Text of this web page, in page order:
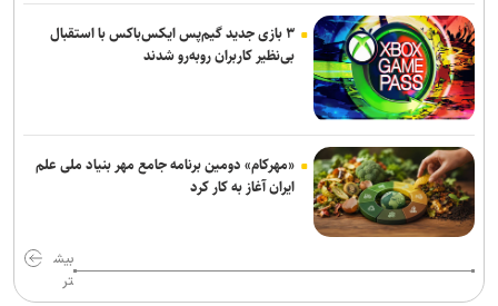
۳ بازی جدید گیم‌پس ایکس‌باکس با استقبال
بی‌نظیر کاربران روبه‌رو شدند
«مهرکام» دومین برنامه جامع مهر بنیاد ملی علم
ایران آغاز به کار کرد
بیش
تر